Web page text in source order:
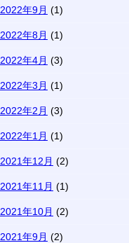
2022年9月 (1)
2022年8月 (1)
2022年4月 (3)
2022年3月 (1)
2022年2月 (3)
2022年1月 (1)
2021年12月 (2)
2021年11月 (1)
2021年10月 (2)
2021年9月 (2)